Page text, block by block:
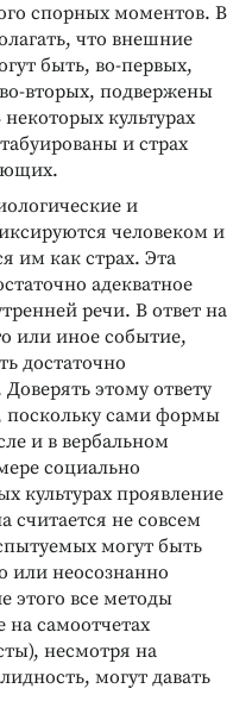
спорных моментов. В
что внешние
быть, во-первых,
вторых, подвержены
культурах
и страх
и
человеком и
им как страх. Эта
адекватное
речи. В ответ на
или иное событие,
достаточно
этому ответу
поскольку сами формы
и в вербальном
социально
культурах проявление
считается не совсем
могут быть
или неосознанно
этого все методы
на самоотчетах
несмотря на
могут давать